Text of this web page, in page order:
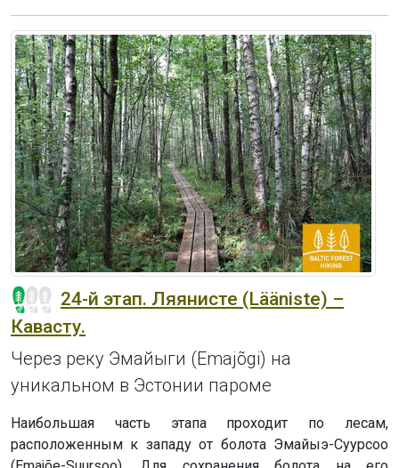
24-й этап. Ляянисте (Lääniste) –
Кавасту.
Через реку Эмайыги (Emajõgi) на
уникальном в Эстонии пароме
Наибольшая часть этапа проходит по лесам,
расположенным к западу от болота Эмайыэ-Суурсоо